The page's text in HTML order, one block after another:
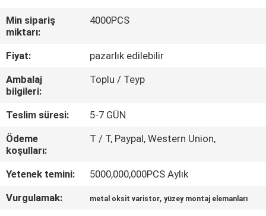
FABRIKA
TURU
KALITE
KONTROL
BIZE
HABERLER
Min sipariş
miktarı:
4000PCS
Fiyat:
pazarlık edilebilir
Ambalaj
bilgileri:
Toplu / Teyp
Teslim süresi:
5-7 GÜN
Ödeme
koşulları:
T / T, Paypal, Western Union,
Yetenek temini:
5000,000,000PCS Aylık
Vurgulamak:
metal oksit varistor,yüzey montaj elemanları